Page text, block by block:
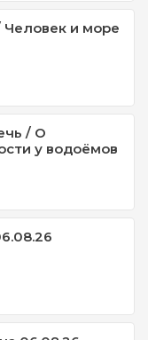
Человек и море
/ О
у водоёмов